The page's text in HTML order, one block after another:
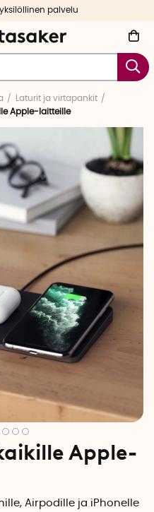
palvelu
Laturit ja virtapankit
Apple-laitteille
Apple-
Airpodille ja iPhonelle